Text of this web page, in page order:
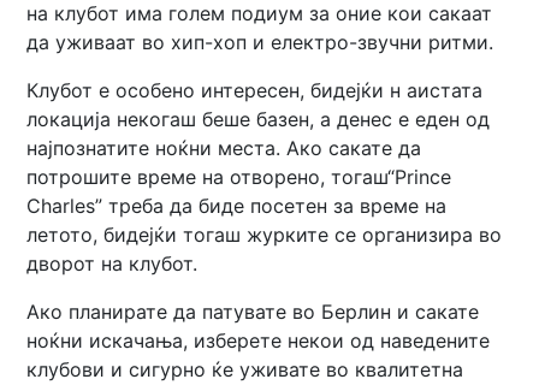
на клубот има голем подиум за оние кои сакаат
да уживаат во хип-хоп и електро-звучни ритми.
Клубот е особено интересен, бидејќи н аистата
локација некогаш беше базен, а денес е еден од
најпознатите ноќни места. Ако сакате да
потрошите време на отворено, тогаш“Prince
Charles” треба да биде посетен за време на
летото, бидејќи тогаш журките се организира во
дворот на клубот.
Ако планирате да патувате во Берлин и сакате
ноќни искачања, изберете некои од наведените
клубови и сигурно ќе уживате во квалитетна